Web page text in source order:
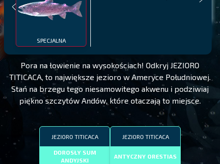
SPECJALNA
Pora na łowienie na wysokościach! Odkryj JEZIORO
TITICACA, to największe jezioro w Ameryce Południowej.
Stań na brzegu tego niesamowitego akwenu i podziwiaj
piękno szczytów Andów, które otaczają to miejsce.
JEZIORO TITICACA
DOROSŁY SUM
ANDYJSKI
JEZIORO TITICACA
ANTYCZNY ORESTIAS